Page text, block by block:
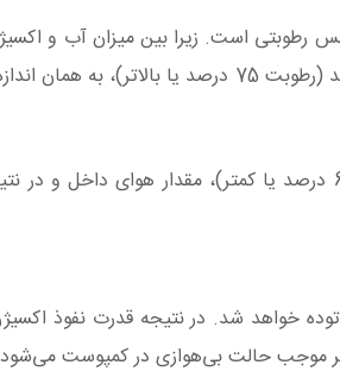
است. زیرا بین میزان آب و
معکوس وجود دارد. به این معنا که هر چقدر مقدار آب بالا باشد (رطوبت 75 درصد
بصورت برعکس نیز، هرچه مقدار آب داخل توده کم باشد (67 درصد یا کمتر)، مقدار
خواهد شد. در نتیجه قدرت نفوذ
موجب حالت بی‌هوازی در کمپوست